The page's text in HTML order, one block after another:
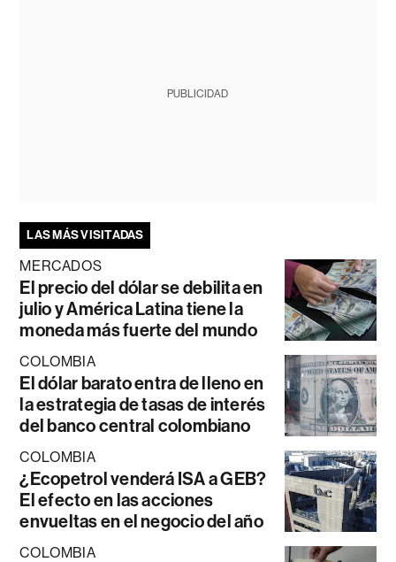
PUBLICIDAD
LAS MÁS VISITADAS
MERCADOS
El precio del dólar se debilita en
julio y América Latina tiene la
moneda más fuerte del mundo
COLOMBIA
El dólar barato entra de lleno en
la estrategia de tasas de interés
del banco central colombiano
COLOMBIA
¿Ecopetrol venderá ISA a GEB?
El efecto en las acciones
envueltas en el negocio del año
COLOMBIA